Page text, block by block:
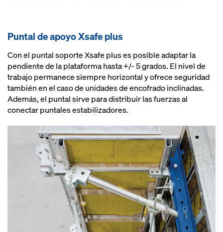
Puntal de apoyo Xsafe plus
Con el puntal soporte Xsafe plus es posible adaptar la
pendiente de la plataforma hasta +/- 5 grados. El nivel de
trabajo permanece siempre horizontal y ofrece seguridad
también en el caso de unidades de encofrado inclinadas.
Además, el puntal sirve para distribuir las fuerzas al
conectar puntales estabilizadores.